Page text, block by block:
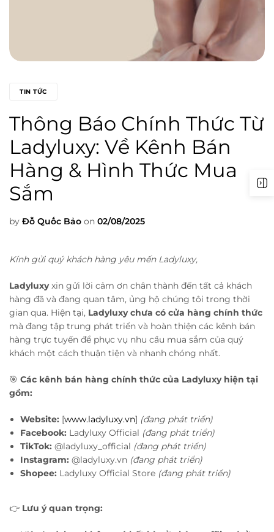
TIN TỨC
Thông Báo Chính Thức Từ
Ladyluxy: Về Kênh Bán
Hàng & Hình Thức Mua
Sắm
by Đỗ Quốc Bảo on 02/08/2025
Kính gửi quý khách hàng yêu mến Ladyluxy,
Ladyluxyxin gửi lời cảm ơn chân thành đến tất cả khách
hàng đã và đang quan tâm, ủng hộ chúng tôi trong thời
gian qua. Hiện tại, Ladyluxy chưa có cửa hàng chính thức
mà đang tập trung phát triển và hoàn thiện các kênh bán
hàng trực tuyến để phục vụ nhu cầu mua sắm của quý
khách một cách thuận tiện và nhanh chóng nhất.
🎯 Các kênh bán hàng chính thức của Ladyluxy hiện tại
gồm:
Website: [www.ladyluxy.vn] (đang phát triển)
Facebook: Ladyluxy Official (đang phát triển)
TikTok: @ladyluxy_official (đang phát triển)
Instagram: @ladyluxy.vn (đang phát triển)
Shopee: Ladyluxy Official Store (đang phát triển)
👉 Lưu ý quan trọng: